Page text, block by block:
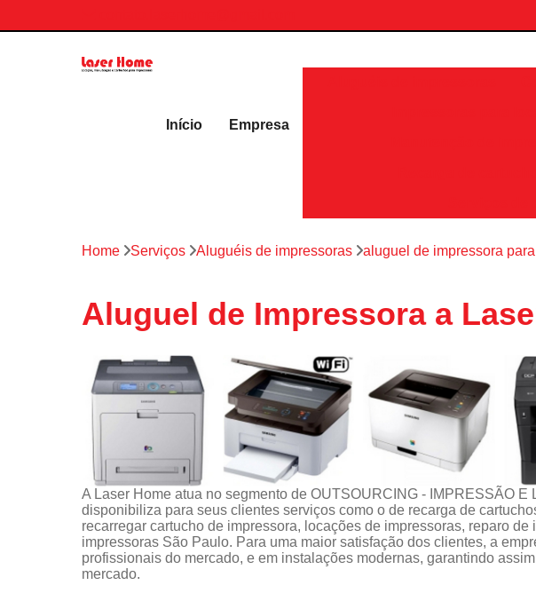
Início Empresa
Home Serviços Aluguéis de impressoras aluguel de impressora
Aluguel de Impressora a
A Laser Home atua no segmento de OUTSOURCING - IMPRESSÃO E
disponibiliza para seus clientes serviços como o de recarga de
recarregar cartucho de impressora, locações de impressoras, reparo
impressoras São Paulo. Para uma maior satisfação dos clientes, a
profissionais do mercado, e em instalações modernas, garantindo
mercado.